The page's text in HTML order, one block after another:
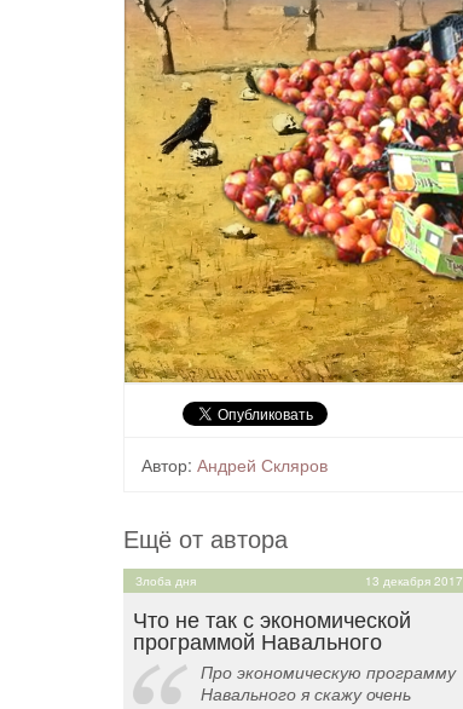
Автор: Андрей Скляров
Ещё от автора
Злоба дня 13 декабря 2017
Что не так с экономической
программой Навального
Про экономическую программу
Навального я скажу очень